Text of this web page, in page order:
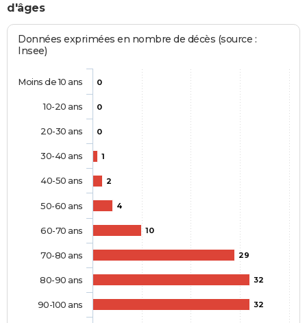
d'âges
Données exprimées en nombre de décès (source :
Insee)
0
0
0
1
2
4
10
29
32
32
Moins de 10 ans
10-20 ans
20-30 ans
30-40 ans
40-50 ans
50-60 ans
60-70 ans
70-80 ans
80-90 ans
90-100 ans